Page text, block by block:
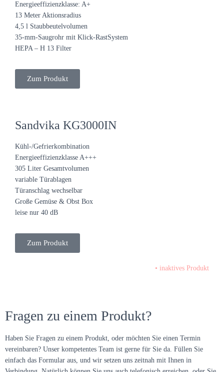
Energieeffizienzklasse: A+
13 Meter Aktionsradius
4,5 l Staubbeutelvolumen
35-mm-Saugrohr mit Klick-RastSystem
HEPA – H 13 Filter
Zum Produkt
Sandvika KG3000IN
Kühl-/Gefrierkombination
Energieeffizienzklasse A+++
305 Liter Gesamtvolumen
variable Türablagen
Türanschlag wechselbar
Große Gemüse & Obst Box
leise nur 40 dB
Zum Produkt
• inaktives Produkt
Fragen zu einem Produkt?
Haben Sie Fragen zu einem Produkt, oder möchten Sie einen Termin
vereinbaren? Unser kompetentes Team ist gerne für Sie da. Füllen Sie
einfach das Formular aus, und wir setzen uns zeitnah mit Ihnen in